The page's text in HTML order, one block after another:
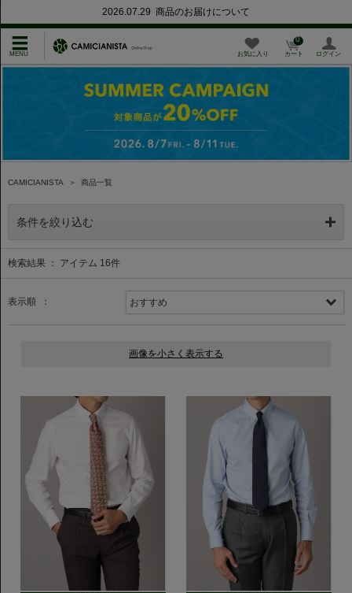
2026.07.29 商品のお届けについて
お気に入り カート
0
ログイン
CAMICIANISTA ＞ 商品一覧
条件を絞り込む
検索結果 ： アイテム 16件
表示順 ：